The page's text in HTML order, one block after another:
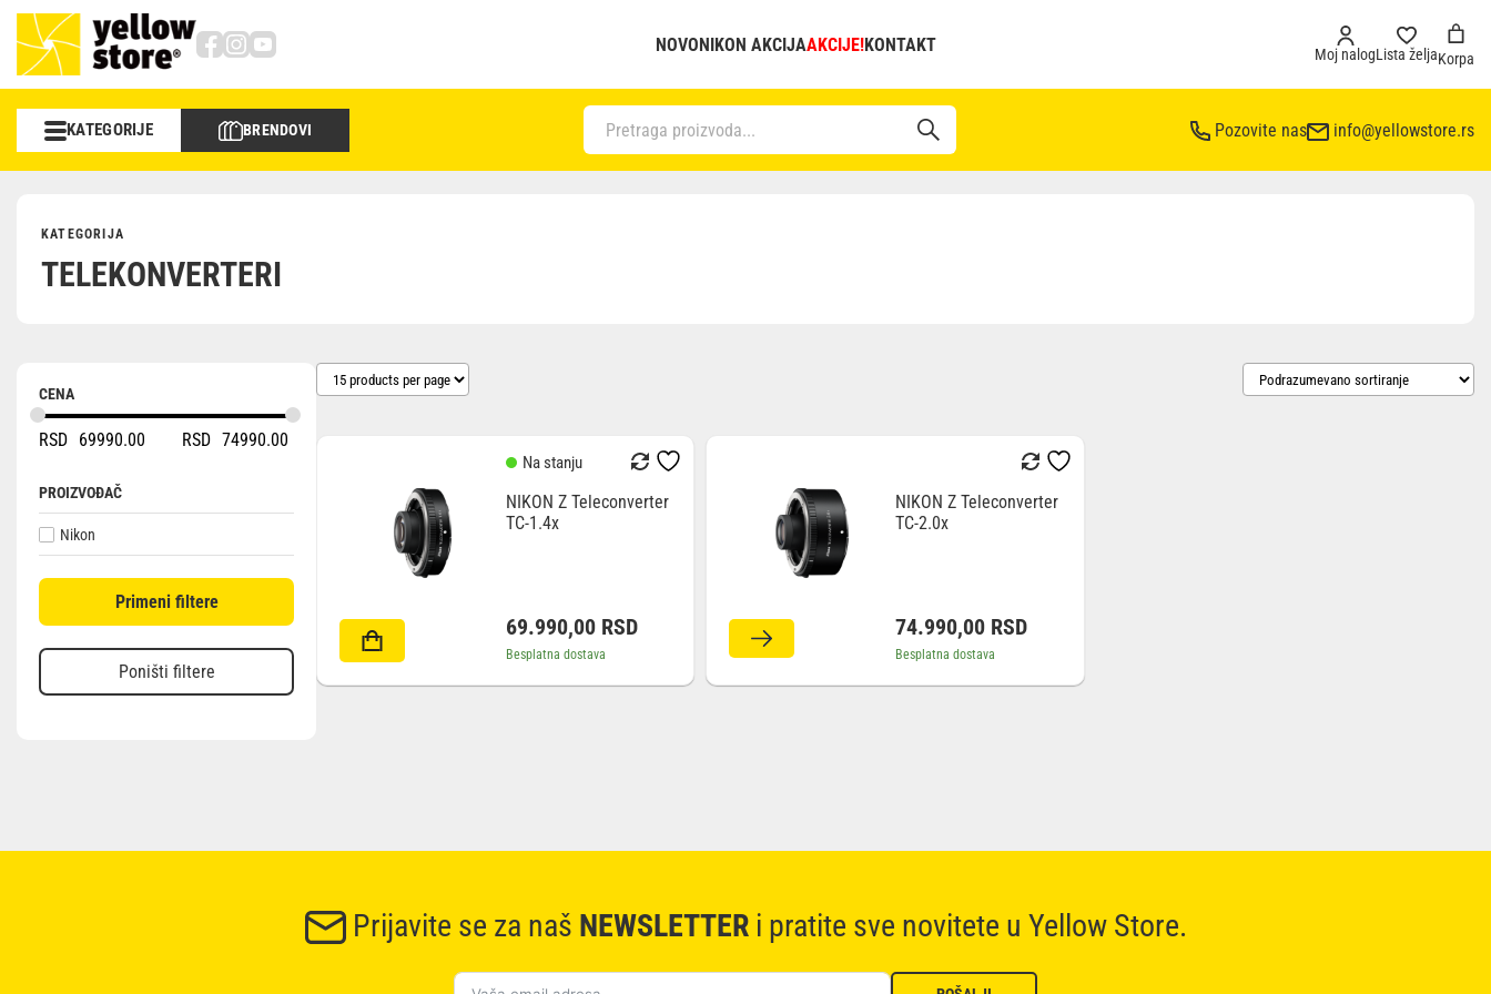
NOVONIKON AKCIJAAKCIJE!KONTAKT Moj nalogLista željaKorpa
KATEGORIJE
Foto/video
Objektivi
Sportska optika
Torbe i rančevi
Stativi
Studio
Outlet
BRENDOVI Pozovite nas info@yellowstore.rs
KATEGORIJA
TELEKONVERTERI
Na stanju
NIKON Z Teleconverter
TC-1.4x
69.990,00 RSD
Besplatna dostava
NIKON Z Teleconverter
TC-2.0x
74.990,00 RSD
Besplatna dostava
CENA
RSD 69990.00 RSD 74990.00
PROIZVOĐAČ
Nikon
Primeni filtere
Poništi filtere
Prijavite se za naš NEWSLETTERi pratite sve novitete u Yellow Store.